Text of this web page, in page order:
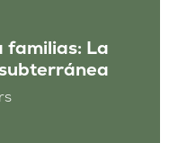
familias: La